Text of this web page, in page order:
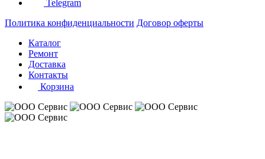
Telegram
Политика конфиденциальности Договор оферты
Каталог
Ремонт
Доставка
Контакты
Корзина